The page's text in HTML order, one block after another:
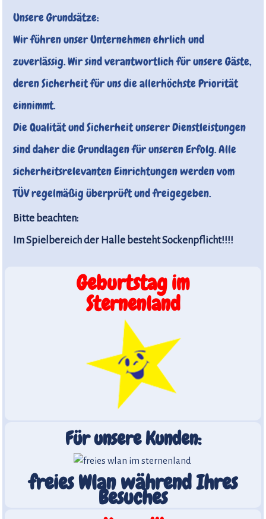
Unsere Grundsätze:
Wir führen unser Unternehmen ehrlich und
zuverlässig. Wir sind verantwortlich für unsere Gäste,
deren Sicherheit für uns die allerhöchste Priorität
einnimmt.
Die Qualität und Sicherheit unserer Dienstleistungen
sind daher die Grundlagen für unseren Erfolg. Alle
sicherheitsrelevanten Einrichtungen werden vom
TÜV regelmäßig überprüft und freigegeben.
Bitte beachten:
Im Spielbereich der Halle besteht Sockenpflicht!!!!
Geburtstag im
Sternenland
Für unsere Kunden:
freies Wlan während Ihres
Besuches